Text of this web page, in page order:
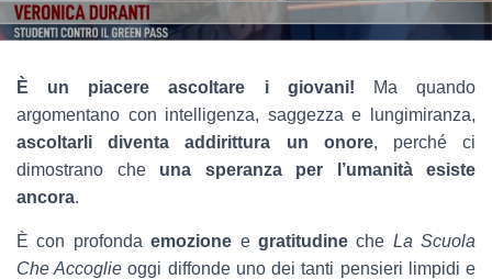
E
È un piacere ascoltare i giovani! Ma quando
argomentano con intelligenza, saggezza e lungimiranza,
ascoltarli diventa addirittura un onore, perché ci
dimostrano che una speranza per l’umanità esiste
ancora.
È con profondaemozione e gratitudineche La Scuola
Che Accoglie oggi diffonde uno dei tanti pensieri limpidi e